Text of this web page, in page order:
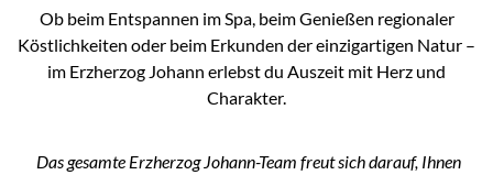
Ob beim Entspannen im Spa, beim Genießen regionaler
Köstlichkeiten oder beim Erkunden der einzigartigen Natur –
im Erzherzog Johann erlebst du Auszeit mit Herz und
Charakter.
Das gesamte Erzherzog Johann-Team freut sich darauf, Ihnen